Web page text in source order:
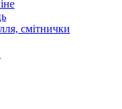
смітнички